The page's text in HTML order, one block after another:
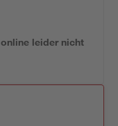
leider nicht